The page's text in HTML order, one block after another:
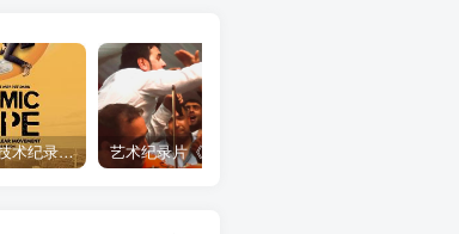
自然，工艺技术纪录片《原子能的希望 Atomic Hope – Inside the Pro-Nuclear Movement》下载